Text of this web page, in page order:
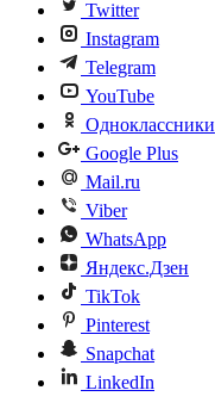
Twitter
Instagram
Telegram
YouTube
Одноклассники
Google Plus
Mail.ru
Viber
WhatsApp
Яндекс.Дзен
TikTok
Pinterest
Snapchat
LinkedIn